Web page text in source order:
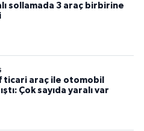
sollamada 3 araç birbirine
ticari araç ile otomobil
Çok sayıda yaralı var